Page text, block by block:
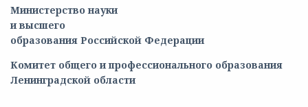
Министерство науки
и высшего
образования Российской Федерации
Комитет общего и профессионального образования
Ленинградской области